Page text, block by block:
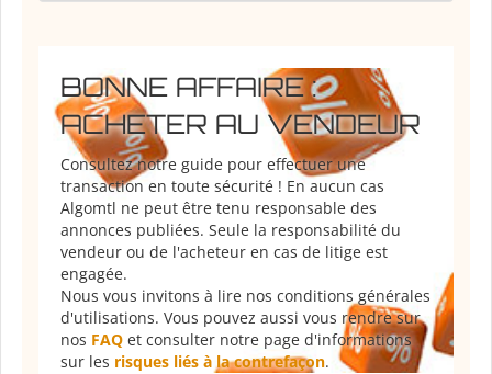
BONNE AFFAIRE :
ACHETER AU VENDEUR
Consultez notre guide pour effectuer une
transaction en toute sécurité ! En aucun cas
Algomtl ne peut être tenu responsable des
annonces publiées. Seule la responsabilité du
vendeur ou de l'acheteur en cas de litige est
engagée.
Nous vous invitons à lire nos conditions générales
d'utilisations. Vous pouvez aussi vous rendre sur
nos FAQ et consulter notre page d'informations
sur les risques liés à la contrefaçon.